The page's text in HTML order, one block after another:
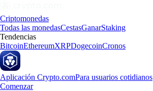
Criptomonedas
Todas las monedasCestasGanarStaking
Tendencias
BitcoinEthereumXRPDogecoinCronos
Aplicación Crypto.comPara usuarios cotidianos
Comenzar